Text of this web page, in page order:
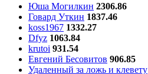
Юша Могилкин 2306.86
Говард Уткин 1837.46
koss1967 1332.27
Dfyz 1063.84
krutoi 931.54
Евгений Бесовитов 906.85
Удаленный за ложь и клевету